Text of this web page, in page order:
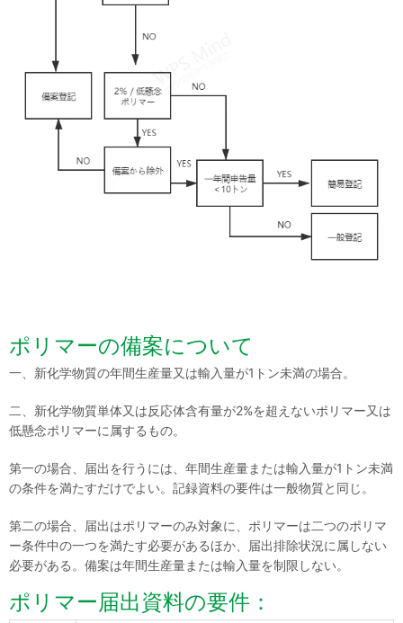
ポリマーの備案について
一、新化学物質の年間生産量又は輸入量が1トン未満の場合。
二、新化学物質単体又は反応体含有量が2%を超えないポリマー又は
低懸念ポリマーに属するもの。
第一の場合、届出を行うには、年間生産量または輸入量が1トン未満
の条件を満たすだけでよい。記録資料の要件は一般物質と同じ。
第二の場合、届出はポリマーのみ対象に、ポリマーは二つのポリマ
ー条件中の一つを満たす必要があるほか、届出排除状況に属しない
必要がある。備案は年間生産量または輸入量を制限しない。
ポリマー届出資料の要件：